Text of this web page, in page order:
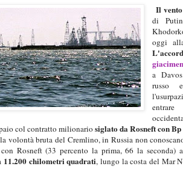
Il
di
oggi
a
russo
col contratto milionariosiglato da Rosneft con Bp
volontà bruta del Cremlino, in Russia non
Rosneft (33 percento la prima, 66 la seconda)
11.200 chilometri quadrati, lungo la costa del Mar